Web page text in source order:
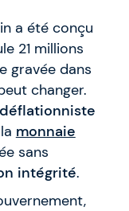
a été conçu
21 millions
gravée dans
changer.
monnaie
sans
intégrité.